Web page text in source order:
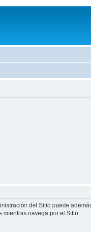
del Sitio puede
mientras navega por el Sitio.